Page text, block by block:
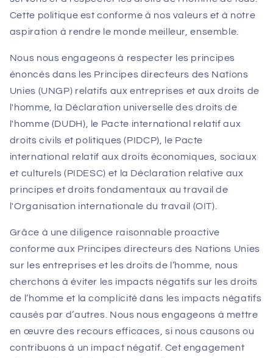
Cette politique est conforme à nos valeurs et à notre
aspiration à rendre le monde meilleur, ensemble.
Nous nous engageons à respecter les principes
énoncés dans les Principes directeurs des Nations
Unies (UNGP) relatifs aux entreprises et aux droits de
l'homme, la Déclaration universelle des droits de
l'homme (DUDH), le Pacte international relatif aux
droits civils et politiques (PIDCP), le Pacte
international relatif aux droits économiques, sociaux
et culturels (PIDESC) et la Déclaration relative aux
principes et droits fondamentaux au travail de
l'Organisation internationale du travail (OIT).
Grâce à une diligence raisonnable proactive
conforme aux Principes directeurs des Nations Unies
sur les entreprises et les droits de l’homme, nous
cherchons à éviter les impacts négatifs sur les droits
de l’homme et la complicité dans les impacts négatifs
causés par d’autres. Nous nous engageons à mettre
en œuvre des recours efficaces, si nous causons ou
contribuons à un impact négatif. Cet engagement